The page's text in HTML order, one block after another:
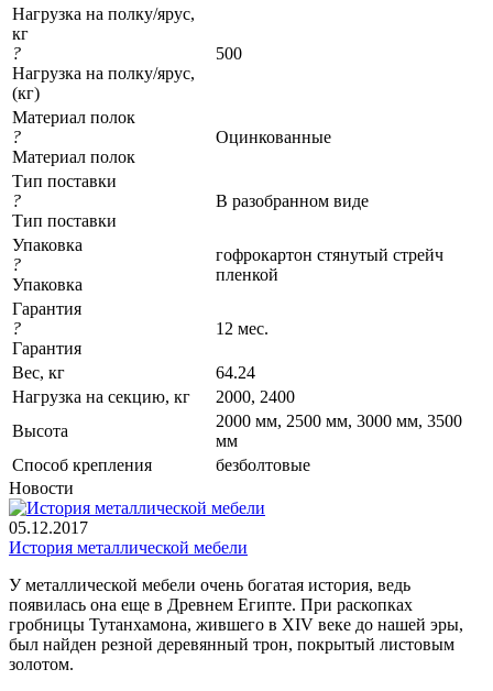
Нагрузка на полку/ярус,
кг
?
Нагрузка на полку/ярус,
(кг)
500
Материал полок
?
Материал полок
Оцинкованные
Тип поставки
?
Тип поставки
В разобранном виде
Упаковка
?
Упаковка
гофрокартон стянутый стрейч
пленкой
Гарантия
?
Гарантия
12 мес.
Вес, кг
64.24
Нагрузка на секцию, кг
2000, 2400
Высота
2000 мм, 2500 мм, 3000 мм, 3500
мм
Cпособ крепления
безболтовые
Новости
05.12.2017
История металлической мебели
У металлической мебели очень богатая история, ведь
появилась она еще в Древнем Египте. При раскопках
гробницы Тутанхамона, жившего в XIV веке до нашей эры,
был найден резной деревянный трон, покрытый листовым
золотом.